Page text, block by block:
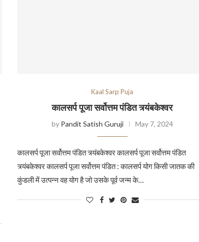
Kaal Sarp Puja
कालसर्प पूजा सर्वोत्तम पंडित त्र्यंबकेश्वर
by Pandit Satish Guruji May 7, 2024
कालसर्प पूजा सर्वोत्तम पंडित त्र्यंबकेश्वर कालसर्प पूजा सर्वोत्तम पंडित
त्र्यंबकेश्वर कालसर्प पूजा सर्वोत्तम पंडित : कालसर्प योग किसी जातक की
कुंडली में उत्पन्न वह योग है जो उसके पूर्व जन्म के…